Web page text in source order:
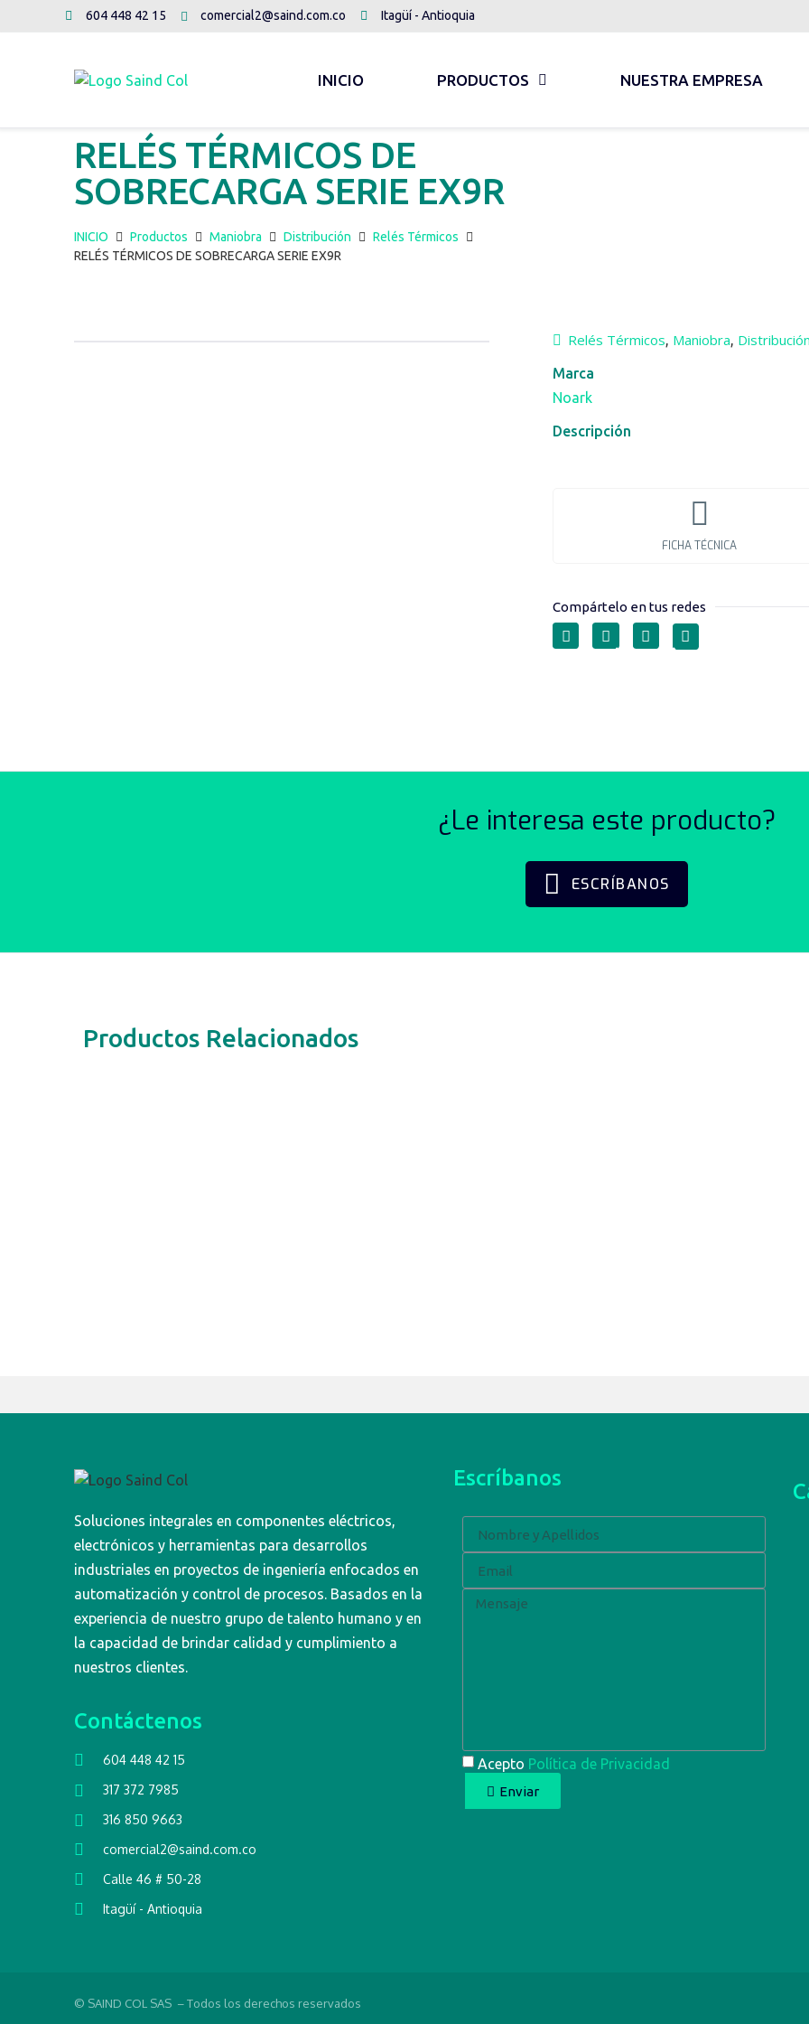
604 448 42 15 comercial2@saind.com.co Itagüí - Antioquia
INICIO PRODUCTOS NUESTRA EMPRESA
RELÉS TÉRMICOS DE
SOBRECARGA SERIE EX9R
INICIO Productos Maniobra Distribución
Relés Térmicos
RELÉS TÉRMICOS DE SOBRECARGA SERIE EX9R
Relés Térmicos, Maniobra, Distribución
Marca
Noark
Descripción
FICHA TÉCNICA
Compártelo en tus redes
¿Le interesa este producto?
ESCRÍBANOS
Productos Relacionados
Soluciones integrales en componentes eléctricos,
electrónicos y herramientas para desarrollos
industriales en proyectos de ingeniería enfocados en
automatización y control de procesos. Basados en la
experiencia de nuestro grupo de talento humano y en
la capacidad de brindar calidad y cumplimiento a
nuestros clientes.
Contáctenos
604 448 42 15
317 372 7985
316 850 9663
comercial2@saind.com.co
Calle 46 # 50-28
Itagüí - Antioquia
Escríbanos
Acepto Política de Privacidad
Enviar
© SAIND COL SAS – Todos los derechos reservados